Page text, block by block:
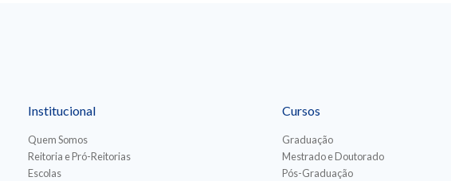
Institucional
Quem Somos
Reitoria e Pró-Reitorias
Escolas
Cursos
Graduação
Mestrado e Doutorado
Pós-Graduação